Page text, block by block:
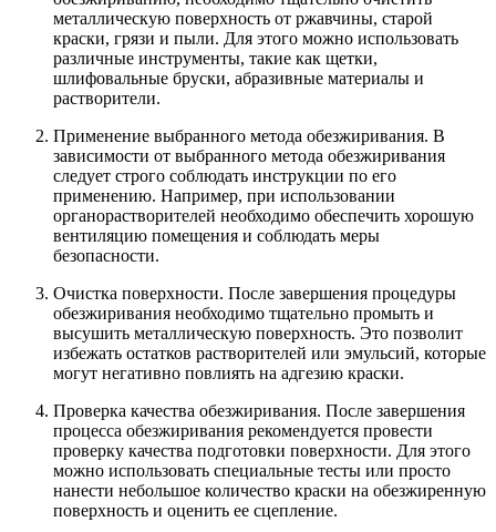
металлическую поверхность от ржавчины, старой
краски, грязи и пыли. Для этого можно использовать
различные инструменты, такие как щетки,
шлифовальные бруски, абразивные материалы и
растворители.
Применение выбранного метода обезжиривания. В
зависимости от выбранного метода обезжиривания
следует строго соблюдать инструкции по его
применению. Например, при использовании
органорастворителей необходимо обеспечить хорошую
вентиляцию помещения и соблюдать меры
безопасности.
Очистка поверхности. После завершения процедуры
обезжиривания необходимо тщательно промыть и
высушить металлическую поверхность. Это позволит
избежать остатков растворителей или эмульсий, которые
могут негативно повлиять на адгезию краски.
Проверка качества обезжиривания. После завершения
процесса обезжиривания рекомендуется провести
проверку качества подготовки поверхности. Для этого
можно использовать специальные тесты или просто
нанести небольшое количество краски на обезжиренную
поверхность и оценить ее сцепление.